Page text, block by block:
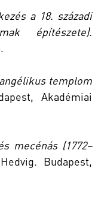
a 18. századi
építészete).
templom
Akadémiai
mecénás (1772–
Budapest,